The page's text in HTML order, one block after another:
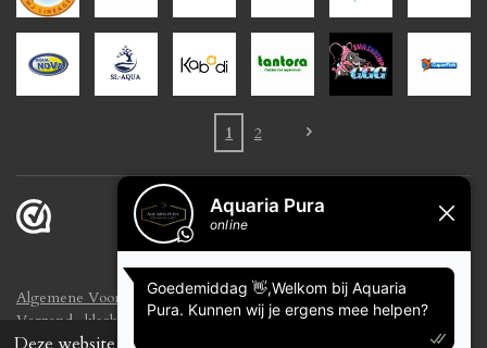
1 2
Algemene Voorwaarden Disclaimer
Privacyreglement
Verzend- klacht- en retourbeleid